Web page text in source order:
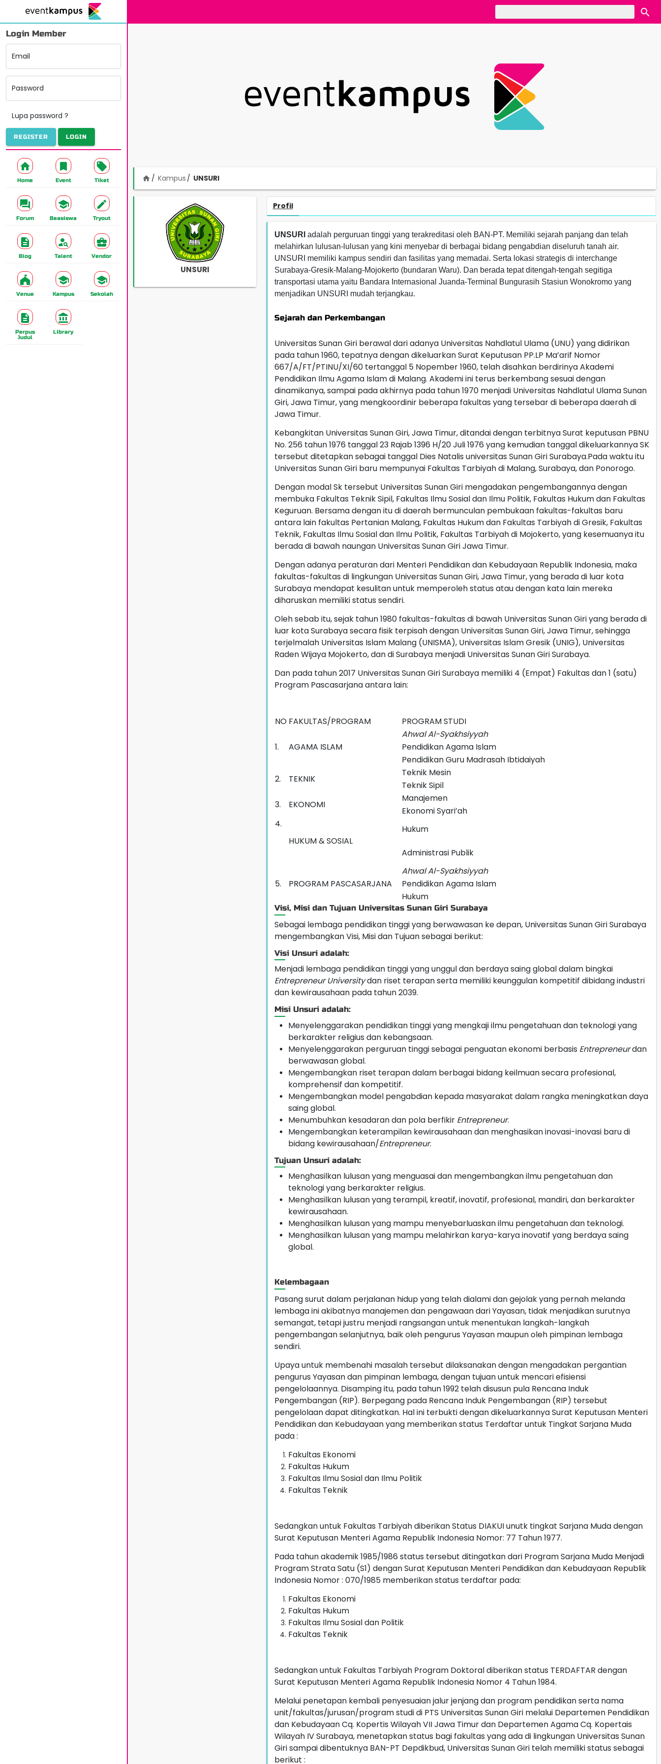
Login Member
Email
Password
Lupa password ?
REGISTER LOGIN
Home Event Tiket
Forum Beasiswa Tryout
Blog Talent Vendor
Venue Kampus Sekolah
Perpus
Judul
Library
home Kampus UNSURI
UNSURI
Profil
UNSURI adalah perguruan tinggi yang terakreditasi oleh BAN-PT. Memiliki sejarah panjang dan telah
melahirkan lulusan-lulusan yang kini menyebar di berbagai bidang pengabdian diseluruh tanah air.
UNSURI memiliki kampus sendiri dan fasilitas yang memadai. Serta lokasi strategis di interchange
Surabaya-Gresik-Malang-Mojokerto (bundaran Waru). Dan berada tepat ditengah-tengah segitiga
transportasi utama yaitu Bandara Internasional Juanda-Terminal Bungurasih Stasiun Wonokromo yang
menjadikan UNSURI mudah terjangkau.
Sejarah dan Perkembangan
Universitas Sunan Giri berawal dari adanya Universitas Nahdlatul Ulama (UNU) yang didirikan
pada tahun 1960, tepatnya dengan dikeluarkan Surat Keputusan PP.LP Ma’arif Nomor
667/A/FT/PTINU/XI/60 tertanggal 5 Nopember 1960, telah disahkan berdirinya Akademi
Pendidikan Ilmu Agama Islam di Malang. Akademi ini terus berkembang sesuai dengan
dinamikanya, sampai pada akhirnya pada tahun 1970 menjadi Universitas Nahdlatul Ulama Sunan
Giri, Jawa Timur, yang mengkoordinir beberapa fakultas yang tersebar di beberapa daerah di
Jawa Timur.
Kebangkitan Universitas Sunan Giri, Jawa Timur, ditandai dengan terbitnya Surat keputusan PBNU
No. 256 tahun 1976 tanggal 23 Rajab 1396 H/20 Juli 1976 yang kemudian tanggal dikeluarkannya SK
tersebut ditetapkan sebagai tanggal Dies Natalis universitas Sunan Giri Surabaya.Pada waktu itu
Universitas Sunan Giri baru mempunyai Fakultas Tarbiyah di Malang, Surabaya, dan Ponorogo.
Dengan modal Sk tersebut Universitas Sunan Giri mengadakan pengembangannya dengan
membuka Fakultas Teknik Sipil, Fakultas Ilmu Sosial dan Ilmu Politik, Fakultas Hukum dan Fakultas
Keguruan. Bersama dengan itu di daerah bermunculan pembukaan fakultas-fakultas baru
antara lain fakultas Pertanian Malang, Fakultas Hukum dan Fakultas Tarbiyah di Gresik, Fakultas
Teknik, Fakultas Ilmu Sosial dan Ilmu Politik, Fakultas Tarbiyah di Mojokerto, yang kesemuanya itu
berada di bawah naungan Universitas Sunan Giri Jawa Timur.
Dengan adanya peraturan dari Menteri Pendidikan dan Kebudayaan Republik Indonesia, maka
fakultas-fakultas di lingkungan Universitas Sunan Giri, Jawa Timur, yang berada di luar kota
Surabaya mendapat kesulitan untuk memperoleh status atau dengan kata lain mereka
diharuskan memiliki status sendiri.
Oleh sebab itu, sejak tahun 1980 fakultas-fakultas di bawah Universitas Sunan Giri yang berada di
luar kota Surabaya secara fisik terpisah dengan Universitas Sunan Giri, Jawa Timur, sehingga
terjelmalah Universitas Islam Malang (UNISMA), Universitas Islam Gresik (UNIG), Universitas
Raden Wijaya Mojokerto, dan di Surabaya menjadi Universitas Sunan Giri Surabaya.
Dan pada tahun 2017 Universitas Sunan Giri Surabaya memiliki 4 (Empat) Fakultas dan 1 (satu)
Program Pascasarjana antara lain:
NO FAKULTAS/PROGRAM PROGRAM STUDI
1. AGAMA ISLAM
Ahwal Al-Syakhsiyyah
Pendidikan Agama Islam
Pendidikan Guru Madrasah Ibtidaiyah
2.
TEKNIK
Teknik Mesin
Teknik Sipil
3.
EKONOMI
Manajemen
Ekonomi Syari’ah
4.
HUKUM & SOSIAL
Hukum
Administrasi Publik
5. PROGRAM PASCASARJANA
Ahwal Al-Syakhsiyyah
Pendidikan Agama Islam
Hukum
Visi, Misi dan Tujuan Universitas Sunan Giri Surabaya
Sebagai lembaga pendidikan tinggi yang berwawasan ke depan, Universitas Sunan Giri Surabaya
mengembangkan Visi, Misi dan Tujuan sebagai berikut:
Visi Unsuri adalah:
Menjadi lembaga pendidikan tinggi yang unggul dan berdaya saing global dalam bingkai
Entrepreneur Universitydan riset terapan serta memiliki keunggulan kompetitif dibidang industri
dan kewirausahaan pada tahun 2039.
Misi Unsuri adalah:
Menyelenggarakan pendidikan tinggi yang mengkaji ilmu pengetahuan dan teknologi yang
berkarakter religius dan kebangsaan.
Menyelenggarakan perguruan tinggi sebagai penguatan ekonomi berbasis Entrepreneurdan
berwawasan global.
Mengembangkan riset terapan dalam berbagai bidang keilmuan secara profesional,
komprehensif dan kompetitif.
Mengembangkan model pengabdian kepada masyarakat dalam rangka meningkatkan daya
saing global.
Menumbuhkan kesadaran dan pola berfikir Entrepreneur.
Mengembangkan keterampilan kewirausahaan dan menghasikan inovasi-inovasi baru di
bidang kewirausahaan/Entrepreneur.
Tujuan Unsuri adalah:
Menghasilkan lulusan yang menguasai dan mengembangkan ilmu pengetahuan dan
teknologi yang berkarakter religius.
Menghasilkan lulusan yang terampil, kreatif, inovatif, profesional, mandiri, dan berkarakter
kewirausahaan.
Menghasilkan lulusan yang mampu menyebarluaskan ilmu pengetahuan dan teknologi.
Menghasilkan lulusan yang mampu melahirkan karya-karya inovatif yang berdaya saing
global.
Kelembagaan
Pasang surut dalam perjalanan hidup yang telah dialami dan gejolak yang pernah melanda
lembaga ini akibatnya manajemen dan pengawaan dari Yayasan, tidak menjadikan surutnya
semangat, tetapi justru menjadi rangsangan untuk menentukan langkah-langkah
pengembangan selanjutnya, baik oleh pengurus Yayasan maupun oleh pimpinan lembaga
sendiri.
Upaya untuk membenahi masalah tersebut dilaksanakan dengan mengadakan pergantian
pengurus Yayasan dan pimpinan lembaga, dengan tujuan untuk mencari efisiensi
pengelolaannya. Disamping itu, pada tahun 1992 telah disusun pula Rencana Induk
Pengembangan (RIP). Berpegang pada Rencana Induk Pengembangan (RIP) tersebut
pengelolaan dapat ditingkatkan. Hal ini terbukti dengan dikeluarkannya Surat Keputusan Menteri
Pendidikan dan Kebudayaan yang memberikan status Terdaftar untuk Tingkat Sarjana Muda
pada :
Fakultas Ekonomi
Fakultas Hukum
Fakultas Ilmu Sosial dan Ilmu Politik
Fakultas Teknik
Sedangkan untuk Fakultas Tarbiyah diberikan Status DIAKUI unutk tingkat Sarjana Muda dengan
Surat Keputusan Menteri Agama Republik Indonesia Nomor: 77 Tahun 1977.
Pada tahun akademik 1985/1986 status tersebut ditingatkan dari Program Sarjana Muda Menjadi
Program Strata Satu (S1) dengan Surat Keputusan Menteri Pendidikan dan Kebudayaan Republik
Indonesia Nomor : 070/1985 memberikan status terdaftar pada:
Fakultas Ekonomi
Fakultas Hukum
Fakultas Ilmu Sosial dan Politik
Fakultas Teknik
Sedangkan untuk Fakultas Tarbiyah Program Doktoral diberikan status TERDAFTAR dengan
Surat Keputusan Menteri Agama Republik Indonesia Nomor 4 Tahun 1984.
Melalui penetapan kembali penyesuaian jalur jenjang dan program pendidikan serta nama
unit/fakultas/jurusan/program studi di PTS Universitas Sunan Giri melalui Departemen Pendidikan
dan Kebudayaan Cq. Kopertis Wilayah VII Jawa Timur dan Departemen Agama Cq. Kopertais
Wilayah IV Surabaya, menetapkan status bagi fakultas yang ada di lingkungan Universitas Sunan
Giri sampai dibentuknya BAN-PT Depdikbud, Universitas Sunan Giri telah memiliki status sebagai
berikut :